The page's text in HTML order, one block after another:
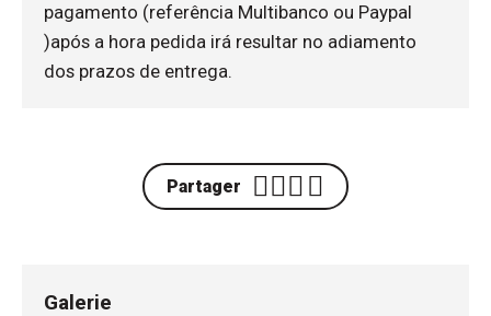
pagamento (referência Multibanco ou Paypal
)após a hora pedida irá resultar no adiamento
dos prazos de entrega.
Partager
Galerie